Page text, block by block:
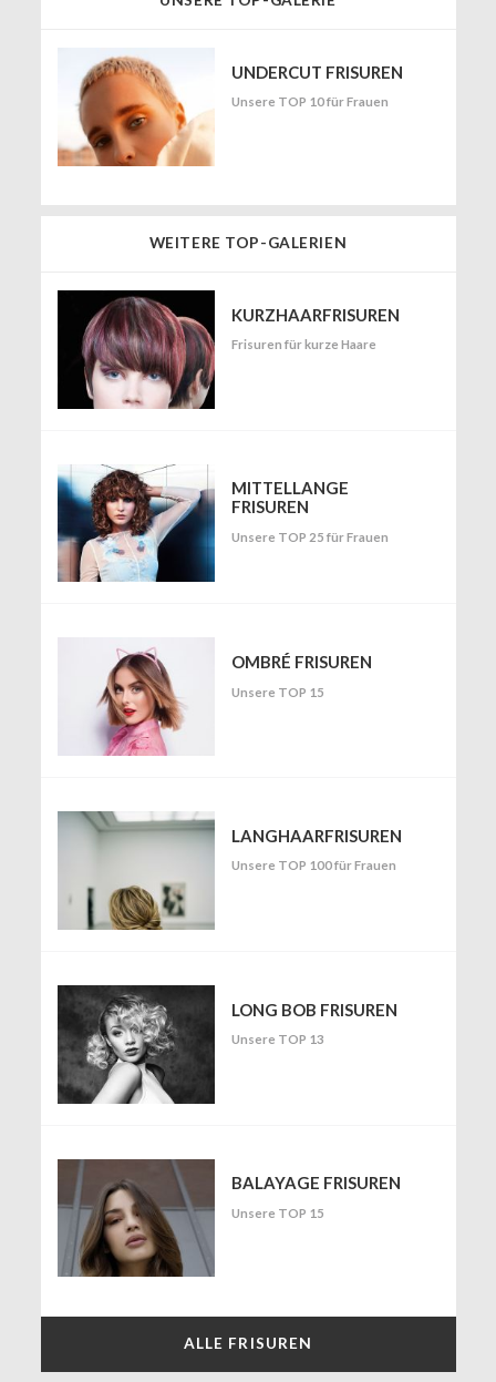
UNDERCUT FRISUREN
Unsere TOP 10 für Frauen
WEITERE TOP-GALERIEN
KURZHAARFRISUREN
Frisuren für kurze Haare
MITTELLANGE
FRISUREN
Unsere TOP 25 für Frauen
OMBRÉ FRISUREN
Unsere TOP 15
LANGHAARFRISUREN
Unsere TOP 100 für Frauen
LONG BOB FRISUREN
Unsere TOP 13
BALAYAGE FRISUREN
Unsere TOP 15
ALLE FRISUREN